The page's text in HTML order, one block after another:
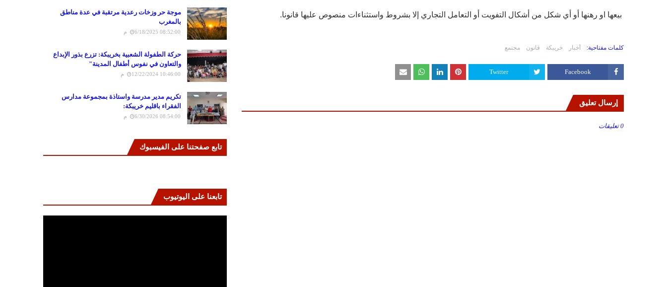
بيعها او رهنها أو أي شكل من أشكال التفويت أو التعامل التجاري إلا بشروط واستثناءات منصوص عليها قانونا.
كلمات مفتاحية: أخبار خريبكة قانون مجتمع
Facebook
Twitter
إرسال تعليق
0 تعليقات
موجة حر وزخات رعدية مرتقبة في عدة مناطق
بالمغرب
6/18/2025 08:52:00 م
حركة الطفولة الشعبية بخريبكة: تزرع بذور الإبداع
والتعاون في نفوس أطفال المدينة"
12/22/2024 10:46:00 م
تكريم مدير مدرسة واستاذة بمجموعة مدارس
الفقراء باقليم خريبكة:
6/30/2026 08:54:00 م
تابع صفحتنا على الفيسبوك
تابعنا على اليوتيوب